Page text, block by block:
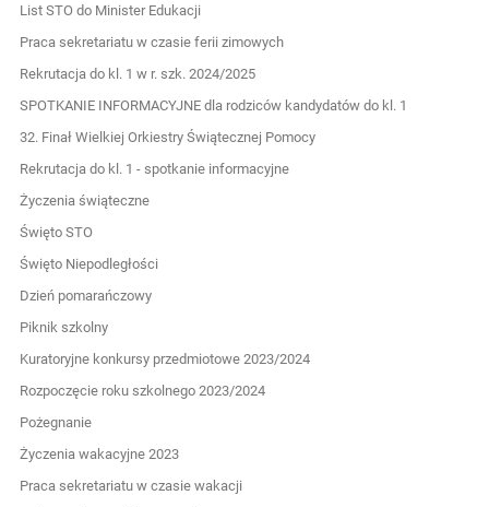
List STO do Minister Edukacji
Praca sekretariatu w czasie ferii zimowych
Rekrutacja do kl. 1 w r. szk. 2024/2025
SPOTKANIE INFORMACYJNE dla rodziców kandydatów do kl. 1
32. Finał Wielkiej Orkiestry Świątecznej Pomocy
Rekrutacja do kl. 1 - spotkanie informacyjne
Życzenia świąteczne
Święto STO
Święto Niepodległości
Dzień pomarańczowy
Piknik szkolny
Kuratoryjne konkursy przedmiotowe 2023/2024
Rozpoczęcie roku szkolnego 2023/2024
Pożegnanie
Życzenia wakacyjne 2023
Praca sekretariatu w czasie wakacji